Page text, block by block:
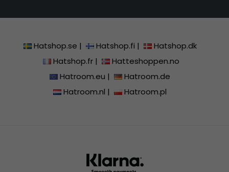
Hatshop.se | Hatshop.fi |
Hatshop.dk
Hatshop.fr|
Hatteshoppen.no
Hatroom.eu |
Hatroom.de
Hatroom.nl | Hatroom.pl